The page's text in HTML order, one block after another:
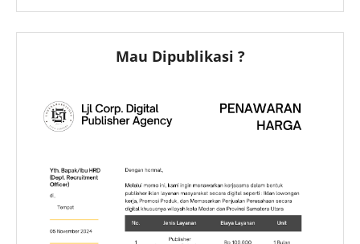
Mau Dipublikasi ?